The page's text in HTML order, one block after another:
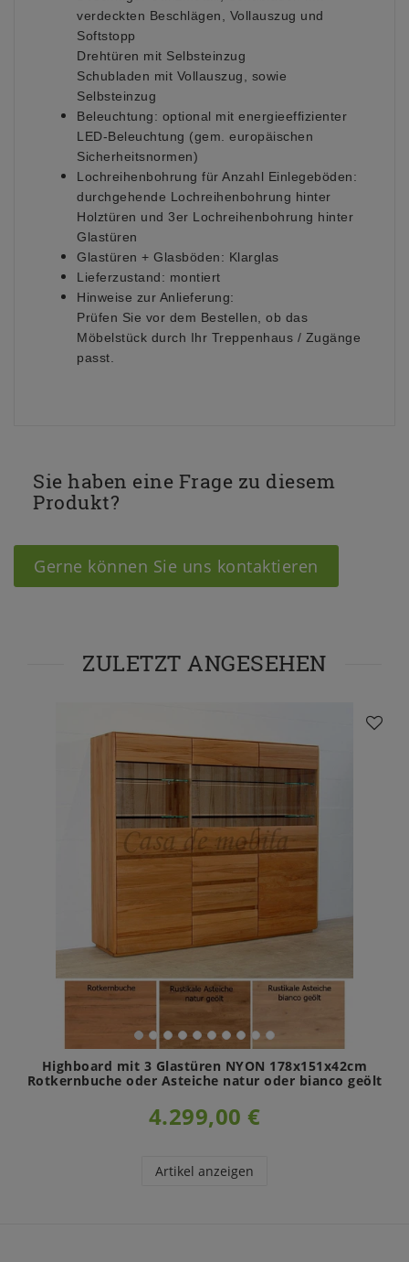
verdeckten Beschlägen, Vollauszug und
Softstopp
Drehtüren mit Selbsteinzug
Schubladen mit Vollauszug, sowie
Selbsteinzug
Beleuchtung: optional mit energieeffizienter
LED-Beleuchtung (gem. europäischen
Sicherheitsnormen)
Lochreihenbohrung für Anzahl Einlegeböden:
durchgehende Lochreihenbohrung hinter
Holztüren und 3er Lochreihenbohrung hinter
Glastüren
Glastüren + Glasböden: Klarglas
Lieferzustand: montiert
Hinweise zur Anlieferung:
Prüfen Sie vor dem Bestellen, ob das
Möbelstück durch Ihr Treppenhaus / Zugänge
passt.
Sie haben eine Frage zu diesem
Produkt?
Gerne können Sie uns kontaktieren
ZULETZT ANGESEHEN
Highboard mit 3 Glastüren NYON 178x151x42cm
Rotkernbuche oder Asteiche natur oder bianco geölt
4.299,00 €
Artikel anzeigen